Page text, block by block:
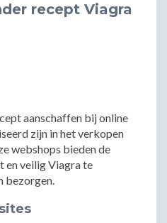
recept Viagra
aanschaffen bij online
zijn in het verkopen
webshops bieden de
en veilig Viagra te
bezorgen.